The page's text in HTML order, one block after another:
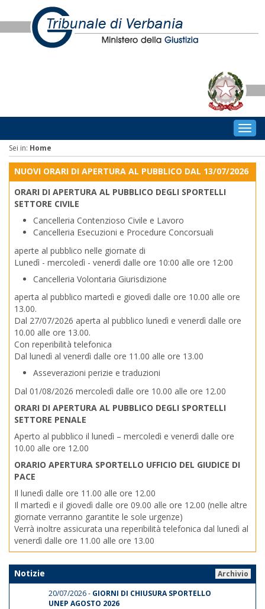
Sei in: Home
NUOVI ORARI DI APERTURA AL PUBBLICO DAL 13/07/2026
ORARI DI APERTURA AL PUBBLICO DEGLI SPORTELLI
SETTORE CIVILE
Cancelleria Contenzioso Civile e Lavoro
Cancelleria Esecuzioni e Procedure Concorsuali
aperte al pubblico nelle giornate di
Lunedì - mercoledì - venerdì dalle ore 10:00 alle ore 12:00
Cancelleria Volontaria Giurisdizione
aperta al pubblico martedì e giovedì dalle ore 10.00 alle ore
13.00.
Dal 27/07/2026 aperta al pubblico lunedì e venerdì dalle ore
10.00 alle ore 13.00.
Con reperibilità telefonica
Dal lunedì al venerdì dalle ore 11.00 alle ore 13.00
Asseverazioni perizie e traduzioni
Dal 01/08/2026 mercoledì dalle ore 10.00 alle ore 12.00
ORARI DI APERTURA AL PUBBLICO DEGLI SPORTELLI
SETTORE PENALE
Aperto al pubblico il lunedì – mercoledì e venerdì dalle ore
10.00 alle ore 12.00
ORARIO APERTURA SPORTELLO UFFICIO DEL GIUDICE DI
PACE
Il lunedì dalle ore 11.00 alle ore 12.00
Il martedì e il giovedì dalle ore 09.00 alle ore 12.00 (nelle altre
giornate verranno garantite le sole urgenze)
Verrà inoltre assicurata una reperibilità telefonica dal lunedì al
venerdì dalle ore 11.00 alle ore 13.00
Notizie
Archivio
20/07/2026 - GIORNI DI CHIUSURA SPORTELLO
UNEP AGOSTO 2026